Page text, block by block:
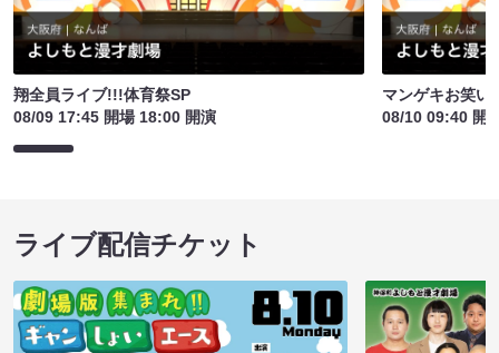
翔全員ライブ!!!体育祭SP
08/09 17:45 開場 18:00 開演
マンゲキお笑い
08/10 09:40 開
ライブ配信チケット